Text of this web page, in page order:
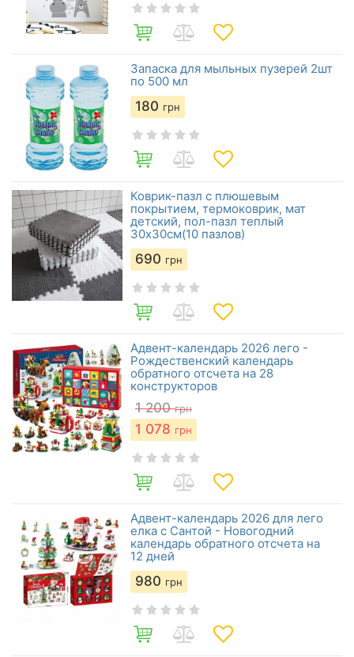
Запаска для мыльных пузерей 2шт
по 500 мл
180 грн
Коврик-пазл с плюшевым
покрытием, термоковрик, мат
детский, пол-пазл теплый
30х30см(10 пазлов)
690 грн
Адвент-календарь 2026 лего -
Рождественский календарь
обратного отсчета на 28
конструкторов
1 200 грн
1 078 грн
Адвент-календарь 2026 для лего
елка с Сантой - Новогодний
календарь обратного отсчета на
12 дней
980 грн